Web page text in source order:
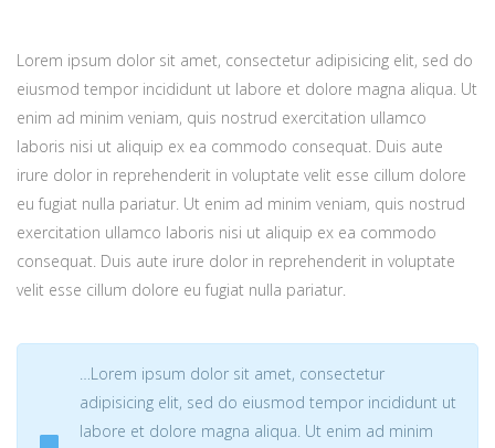
Lorem ipsum dolor sit amet, consectetur adipisicing elit, sed do
eiusmod tempor incididunt ut labore et dolore magna aliqua. Ut
enim ad minim veniam, quis nostrud exercitation ullamco
laboris nisi ut aliquip ex ea commodo consequat. Duis aute
irure dolor in reprehenderit in voluptate velit esse cillum dolore
eu fugiat nulla pariatur. Ut enim ad minim veniam, quis nostrud
exercitation ullamco laboris nisi ut aliquip ex ea commodo
consequat. Duis aute irure dolor in reprehenderit in voluptate
velit esse cillum dolore eu fugiat nulla pariatur.
…Lorem ipsum dolor sit amet, consectetur
adipisicing elit, sed do eiusmod tempor incididunt ut
labore et dolore magna aliqua. Ut enim ad minim